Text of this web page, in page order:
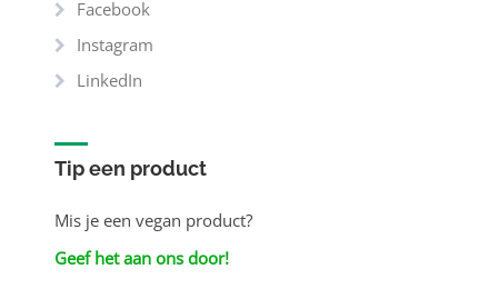
Facebook
Instagram
LinkedIn
Tip een product
Mis je een vegan product?
Geef het aan ons door!